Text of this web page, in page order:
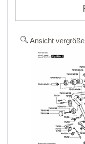
Ansicht